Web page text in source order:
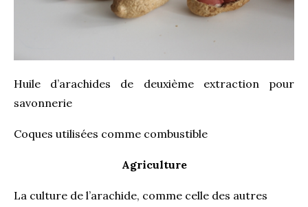
Huile d’arachides de deuxième extraction pour
savonnerie
Coques utilisées comme combustible
Agriculture
La culture de l’arachide, comme celle des autres